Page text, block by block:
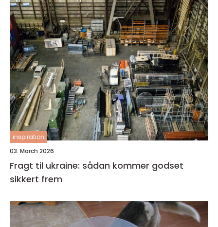
inspiration
03. March 2026
Fragt til ukraine: sådan kommer godset
sikkert frem